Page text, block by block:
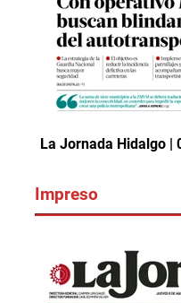
La Jornada Hidalgo |
Impreso